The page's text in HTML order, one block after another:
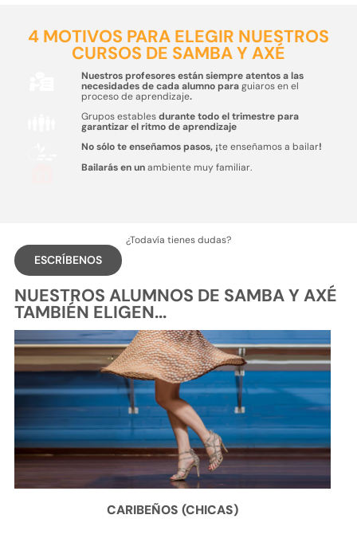
4 MOTIVOS PARA ELEGIR NUESTROS
CURSOS DE SAMBA Y AXÉ
Nuestros profesores están siempre atentos a las
necesidades de cada alumno paraguiaros en el
proceso de aprendizaje.
Grupos establesdurante todo el trimestre para
garantizar el ritmo de aprendizaje
No sólo te enseñamos pasos, ¡te enseñamos a bailar!
Bailarás en unambiente muy familiar.
¿Todavía tienes dudas?
ESCRÍBENOS
NUESTROS ALUMNOS DE SAMBA Y AXÉ
TAMBIÉN ELIGEN...
CARIBEÑOS (CHICAS)